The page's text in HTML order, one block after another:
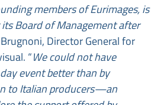
members of Eurimages, is
Board of Management after
Director General for
“We could not have
event better than by
to Italian producers—an